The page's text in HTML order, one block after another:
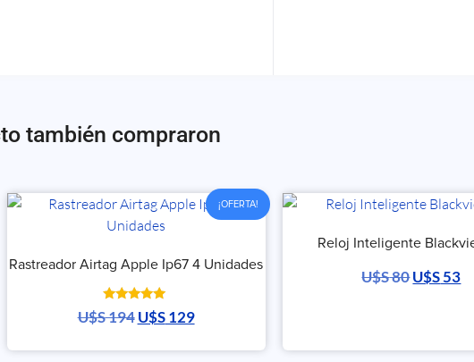
también compraron
¡OFERTA!
Rastreador Airtag Apple Ip67 4 Unidades
Valorado
con
U$S194 U$S129
Reloj Inteligente
U$S80U$S53